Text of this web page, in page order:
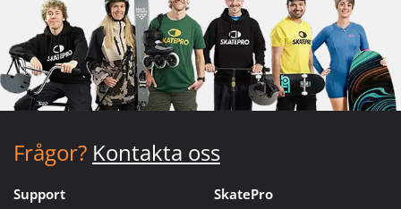
Frågor? Kontakta oss
Support SkatePro